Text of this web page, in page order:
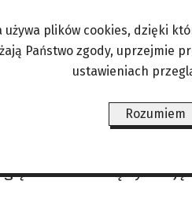
czyli wygłoszonej
wojska,
umów, tworzenia
obrony
Rosji
Rady Federacji.
na obecną
używa plików cookies, dzięki
Państwo zgody, uprzejmie
ustawieniach
Rozumiem